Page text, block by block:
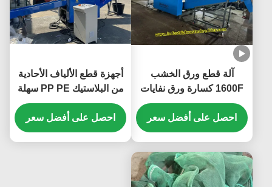
آلة قطع ورق الخشب
1600F كسارة ورق نفايات
مع 1000kg / h السعة
وطول ناقل مخصص
احصل على أفضل سعر
أجهزة قطع الألياف الأحادية
من البلاستيك PP PE سهلة
التغذية محطمات الألياف
الأحادية من البيت
احصل على أفضل سعر